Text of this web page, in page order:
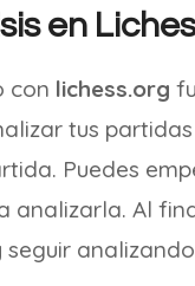
en
con lichess.org
tus
Puedes
analizarla. Al